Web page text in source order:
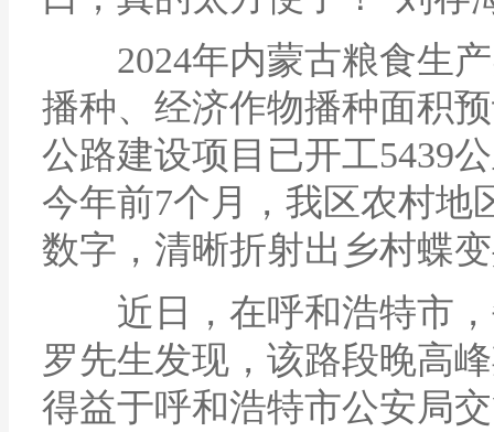
2024年内蒙古粮食生产
播种、经济作物播种面积
公路建设项目已开工5439
今年前7个月，我区农村地
数字，清晰折射出乡村蝶
近日，在呼和浩特市，
罗先生发现，该路段晚高
得益于呼和浩特市公安局